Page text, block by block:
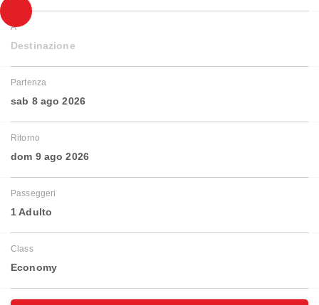
A
Destinazione
Partenza
sab 8 ago 2026
Ritorno
dom 9 ago 2026
Passeggeri
1 Adulto
Class
Economy